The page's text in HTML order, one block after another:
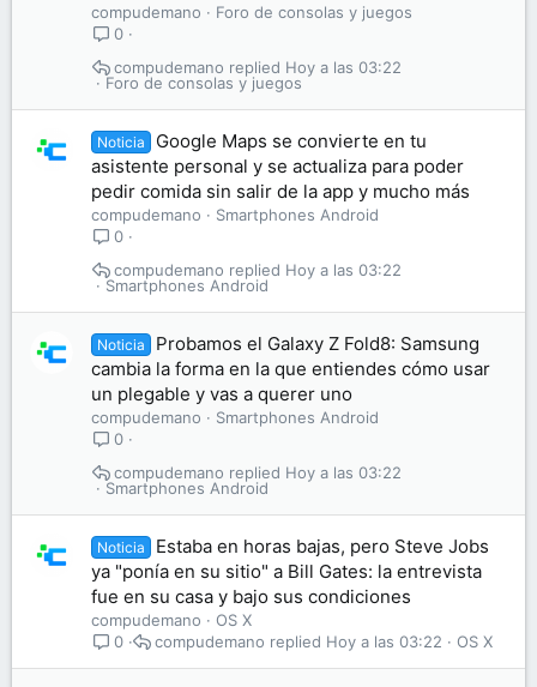
compudemano
Foro de consolas y juegos
0
Foro de consolas y juegos
Hoy a las 03:22
compudemano
Noticia
Google Maps se convierte en tu
asistente personal y se actualiza para poder
pedir comida sin salir de la app y mucho más
compudemano
Smartphones Android
0
Smartphones Android
Hoy a las 03:22
compudemano
Noticia
Probamos el Galaxy Z Fold8: Samsung
cambia la forma en la que entiendes cómo usar
un plegable y vas a querer uno
compudemano
Smartphones Android
0
Smartphones Android
Hoy a las 03:22
compudemano
Noticia
Estaba en horas bajas, pero Steve Jobs
ya "ponía en su sitio" a Bill Gates: la entrevista
fue en su casa y bajo sus condiciones
compudemano
OS X
0
OS X
Hoy a las 03:22
compudemano